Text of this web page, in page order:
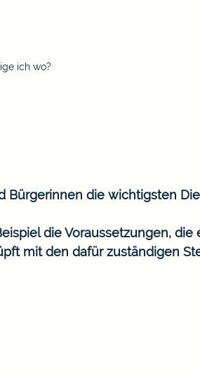
ich wo?
Bürgerinnen die wichtigsten
die Voraussetzungen,
mit den dafür zuständigen